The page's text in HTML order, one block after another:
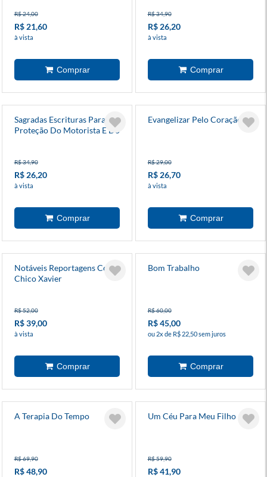
R$ 24,00
R$ 21,60
à vista
R$ 34,90
R$ 26,20
à vista
Sagradas Escrituras Para A
Proteção Do Motorista E Do
R$ 34,90
R$ 26,20
à vista
Evangelizar Pelo Coração
R$ 29,00
R$ 26,70
à vista
Notáveis Reportagens Com
Chico Xavier
R$ 52,00
R$ 39,00
à vista
Bom Trabalho
R$ 60,00
R$ 45,00
ou 2x de R$ 22,50 sem juros
A Terapia Do Tempo
R$ 69,90
R$ 48,90
Um Céu Para Meu Filho
R$ 59,90
R$ 41,90